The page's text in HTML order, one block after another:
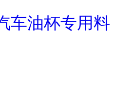
车油杯专用料